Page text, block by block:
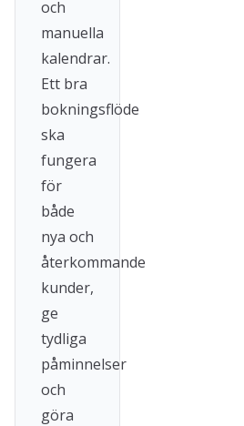
och
manuella
kalendrar.
Ett bra
bokningsflöde
ska
fungera
för
både
nya och
återkommande
kunder,
ge
tydliga
påminnelser
och
göra